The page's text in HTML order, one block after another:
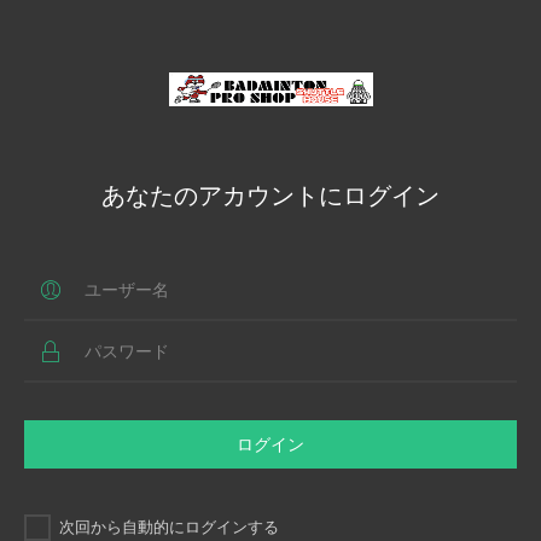
あなたのアカウントにログイン
ログイン
次回から自動的にログインする